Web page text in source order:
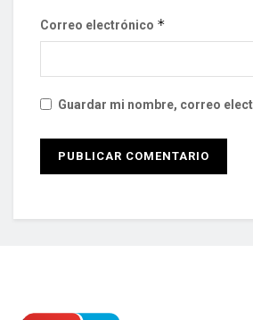
Correo electrónico *
Guardar mi nombre, correo